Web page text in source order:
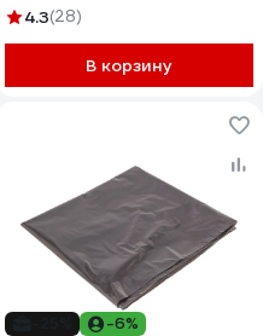
4.3(28)
В корзину
-6%